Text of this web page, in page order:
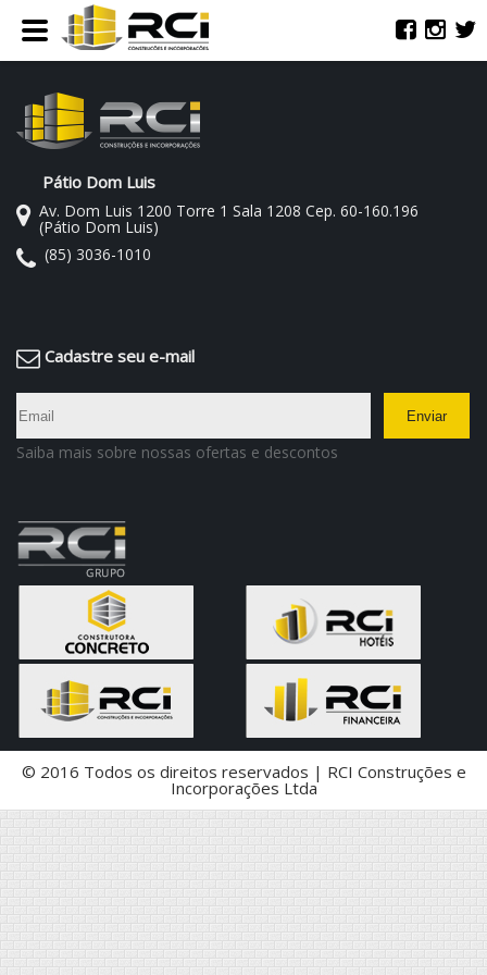
Pátio Dom Luis
Av. Dom Luis 1200 Torre 1 Sala 1208 Cep. 60-160.196
(Pátio Dom Luis)
(85) 3036-1010
Cadastre seu e-mail
Saiba mais sobre nossas ofertas e descontos
© 2016 Todos os direitos reservados | RCI Construções e
Incorporações Ltda